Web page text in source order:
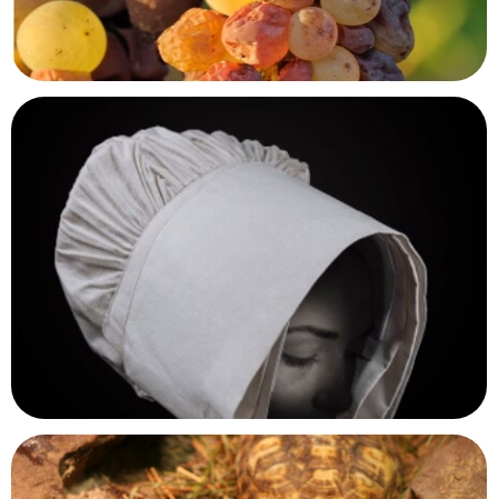
Bruxelles, Belgique
Château de Monbazillac
Monbazillac, Dordogne